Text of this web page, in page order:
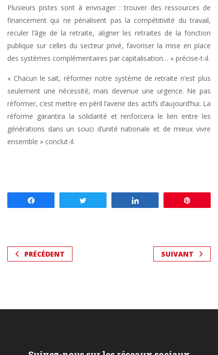
Plusieurs pistes sont à envisager : trouver des ressources de
financement qui ne pénalisent pas la compétitivité du travail,
reculer l’âge de la retraite, aligner les retraites de la fonction
publique sur celles du secteur privé, favoriser la mise en place
des systèmes complémentaires par capitalisation… » précise-t-il.
« Chacun le sait, réformer notre système de retraite n’est plus
seulement une nécessité, mais devenue une urgence. Ne pas
réformer, c’est mettre en péril l’avenir des actifs d’aujourd’hui. La
réforme garantira la solidarité et renforcera le lien entre les
générations dans un souci d’unité nationale et de mieux vivre
ensemble » conclut-il.
PRÉCÉDENT SUIVANT